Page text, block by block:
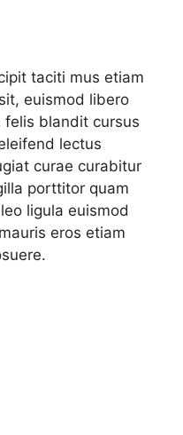
taciti mus etiam
euismod libero
blandit cursus
lectus
curae curabitur
porttitor quam
ligula euismod
eros etiam